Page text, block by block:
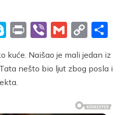
Skype
PrintViberGmail
Link
kuće. Naišao je mali jedan iz
nešto bio ljut zbog posla i